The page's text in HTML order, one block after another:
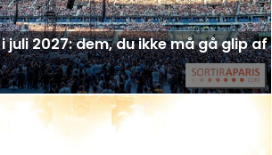
juli 2027: dem, du ikke må gå glip af